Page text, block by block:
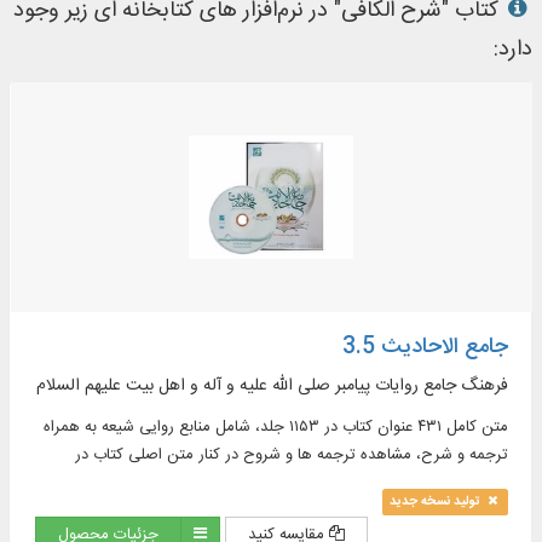
کتاب "شرح الکافی" در نرم‌افزار های کتابخانه ای زیر وجود
دارد:
جامع الاحادیث 3.5
فرهنگ جامع روایات پیامبر صلی الله علیه و آله و اهل بیت علیهم السلام
متن کامل ۴۳۱ عنوان کتاب در ۱۱۵۳ جلد، شامل منابع روایی شیعه به همراه
ترجمه و شرح، مشاهده ترجمه ها و شروح در کنار متن اصلی کتاب در
موضوعات : اخلاق، ادعیه، تاریخ، تفسیر و ...
تولید نسخه جدید
مقایسه کنید جزئیات محصول